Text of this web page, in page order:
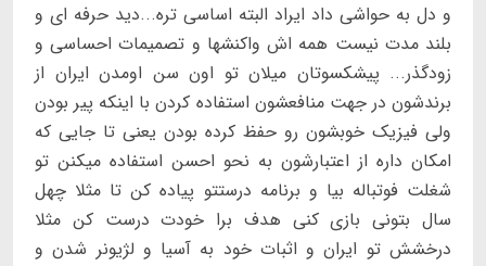
و دل به حواشی داد ایراد البته اساسی تره...دید حرفه ای و
بلند مدت نیست همه اش واکنشها و تصمیمات احساسی و
زودگذر... پیشکسوتان میلان تو اون سن اومدن ایران از
برندشون در جهت منافعشون استفاده کردن با اینکه پیر بودن
ولی فیزیک خوبشون رو حفظ کرده بودن یعنی تا جایی که
امکان داره از اعتبارشون به نحو احسن استفاده میکنن تو
شغلت فوتباله بیا و برنامه درستتو پیاده کن تا مثلا چهل
سال بتونی بازی کنی هدف برا خودت درست کن مثلا
درخشش تو ایران و اثبات خود به آسیا و لژیونر شدن و